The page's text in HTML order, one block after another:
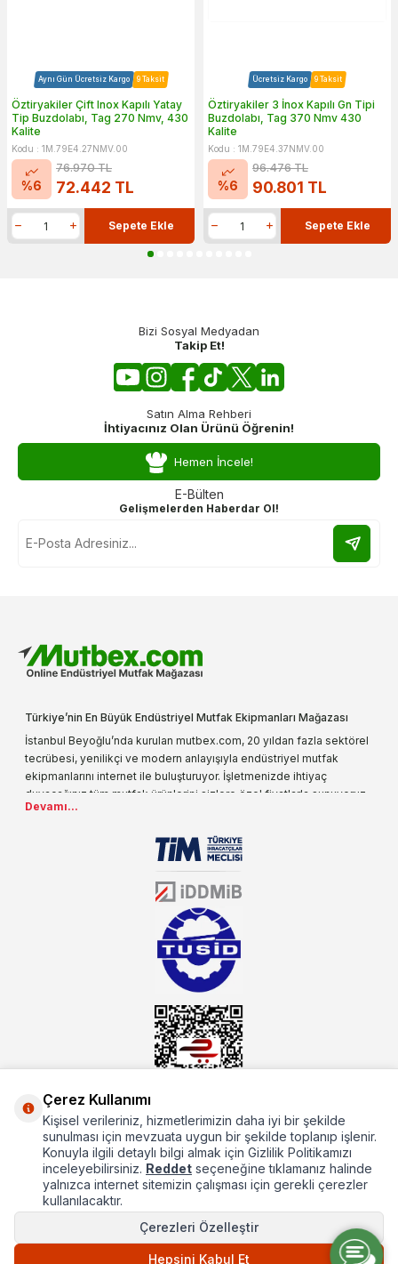
Aynı Gün Ücretsiz Kargo 9 Taksit
Öztiryakiler Çift Inox Kapılı Yatay
Tip Buzdolabı, Tag 270 Nmv, 430
Kalite
Kodu : 1M.79E4.27NMV.00
%6
76.970TL
72.442 TL
Sepete Ekle
Ücretsiz Kargo 9 Taksit
Öztiryakiler 3 İnox Kapılı Gn Tipi
Buzdolabı, Tag 370 Nmv 430
Kalite
Kodu : 1M.79E4.37NMV.00
%6
96.476TL
90.801 TL
Sepete Ekle
Bizi Sosyal Medyadan
Takip Et!
Satın Alma Rehberi
İhtiyacınız Olan Ürünü Öğrenin!
Hemen İncele!
E-Bülten
Gelişmelerden Haberdar Ol!
Türkiye’nin En Büyük Endüstriyel Mutfak Ekipmanları Mağazası
İstanbul Beyoğlu’nda kurulan mutbex.com, 20 yıldan fazla sektörel
tecrübesi, yenilikçi ve modern anlayışıyla endüstriyel mutfak
ekipmanlarını internet ile buluşturuyor. İşletmenizde ihtiyaç
duyacağınız tüm mutfak ürünlerini sizlere özel fiyatlarla sunuyoruz.
Endüstriyel mutfak malzemesi deyince akla gelen ilk adreslerden
sektörün farklı alanlarında da faliyet gösteren mutbex.com,
Öztiryakiler resmi bayisidir. Öztiryakiler ürünleri üzerinde büyük bir
donanıma sahip ekibi ile müşterilerine koşulsuz destek sunan
mutbex.com ile endüstriyel mutfak malzemeleri konusunda
alacağınız hizmet standartların her zaman üstünde olacaktır.
Devamı...
Hakkımızda
Hızlı Erişim
Popüler Kategoriler
Çerez Kullanımı
Kişisel verileriniz, hizmetlerimizin daha iyi bir şekilde
sunulması için mevzuata uygun bir şekilde toplanıp işlenir.
Konuyla ilgili detaylı bilgi almak için Gizlilik Politikamızı
inceleyebilirsiniz. Reddet seçeneğine tıklamanız halinde
yalnızca internet sitemizin çalışması için gerekli çerezler
kullanılacaktır.
Çerezleri Özelleştir
Hepsini Kabul Et